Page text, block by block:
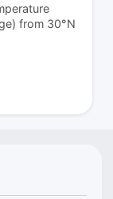
from 30°N